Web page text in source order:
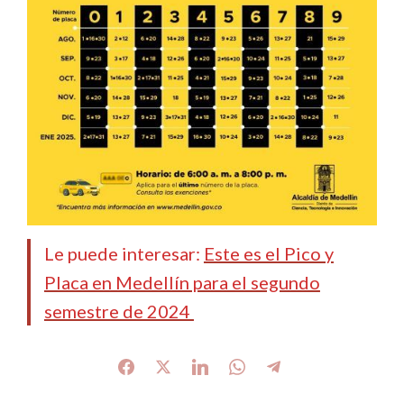
Le puede interesar: Este es el Pico y
Placa en Medellín para el segundo
semestre de 2024